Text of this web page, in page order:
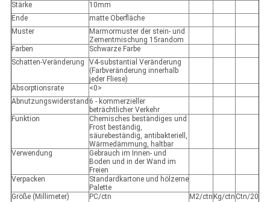
Stärke
10mm
Ende
matte Oberfläche
Muster
Marmormuster der stein- und
Zementmischung 15random
Farben
Schwarze Farbe
Schatten-Veränderung
V4-substantial Veränderung
(Farbveränderung innerhalb
jeder Fliese)
Absorptionsrate
<0>
Abnutzungswiderstand 6 - kommerzieller
beträchtlicher Verkehr
Funktion
Chemisches beständiges und
Frost beständig,
säurebeständig, antibakteriell,
Wärmedämmung, haltbar
Verwendung
Gebrauch im Innen- und
Boden und in der Wand im
Freien
Verpacken
Standardkartone und hölzerne
Palette
Größe (Millimeter)
PC/ctn M2/ctn Kg/ctn Ctn/20